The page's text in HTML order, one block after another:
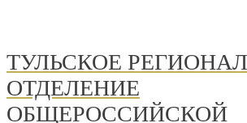
ТУЛЬСКОЕ
ОТДЕЛЕНИЕ
ОБЩЕРОССИЙСКОЙ